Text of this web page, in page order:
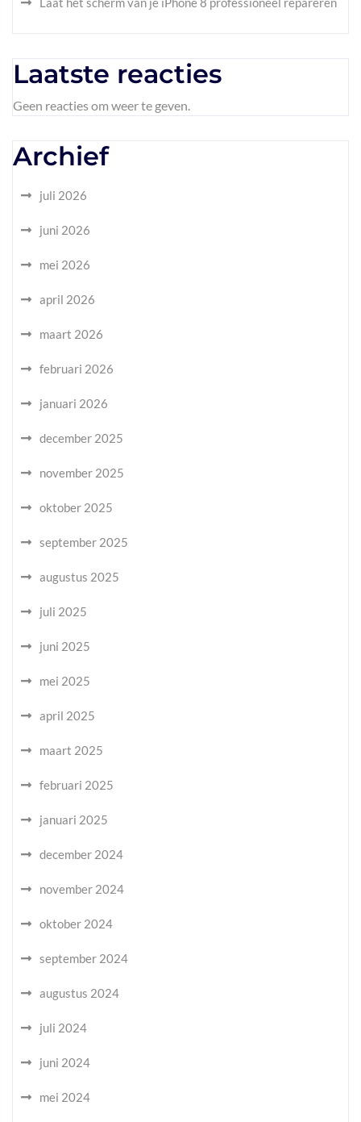
Laatste reacties
Geen reacties om weer te geven.
Archief
juli 2026
juni 2026
mei 2026
april 2026
maart 2026
februari 2026
januari 2026
december 2025
november 2025
oktober 2025
september 2025
augustus 2025
juli 2025
juni 2025
mei 2025
april 2025
maart 2025
februari 2025
januari 2025
december 2024
november 2024
oktober 2024
september 2024
augustus 2024
juli 2024
juni 2024
mei 2024